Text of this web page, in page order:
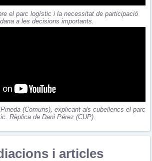
el parc logístic i la necessitat de participació
a les decisions importants.
(Comuns), explicant als cubellencs el parc
Rèplica de Dani Pérez (CUP).
i articles